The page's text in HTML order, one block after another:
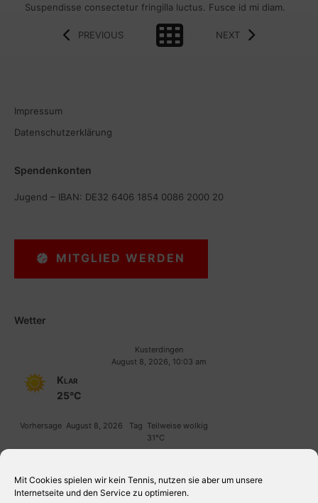
Mit Cookies spielen wir kein Tennis, nutzen sie aber um unsere
Internetseite und den Service zu optimieren.
Suspendisse consectetur fringilla luctus. Fusce id mi diam.
PREVIOUS NEXT
Impressum
Datenschutzerklärung
Spendenkonten
Jugend – IBAN: DE32 6406 1854 0086 2000 20
MITGLIED WERDEN
Wetter
Kusterdingen
August 8, 2026, 10:03 am
Klar
25°C
Vorhersage August 8, 2026 Tag Teilweise wolkig
31°C